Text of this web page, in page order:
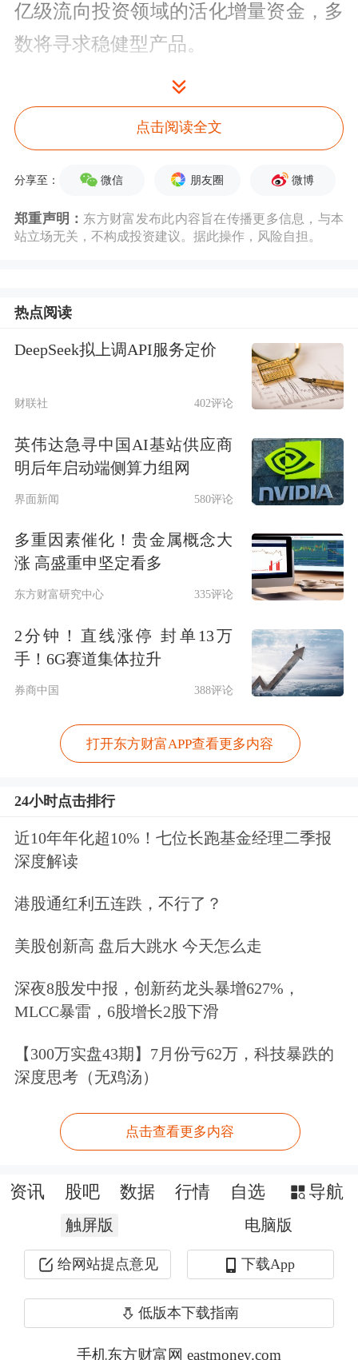
亿级流向投资领域的活化增量资金，多
数将寻求稳健型产品。
入市ETF仓位迅速提升
开年入市的公募资金，最直接的是股票
ETF。根据wind统计，截至1月9日，
时间。其中，有7只ETF拟于开年第二
具体来看，7只ETF品类丰富，建信基
金上市的是创业板综合增强策略ETF，
华夏基金和鹏华基金是中证全指食品
ETF。易方达一共有两只ETF上市，分
别是中证 工程机械 主题ETF、中证港股
通高股息投资ETF。此外还有华宝基金
旗下的中证港股通医疗主题ETF，平安
ETF上市交易，涵盖人工智能
16只ETF上市，合计带来的资金规模近
50亿元。其中，鹏华中证科创创业人工
智能ETF的规模接近7亿元，平安恒生
中国央企红利ETF的规模在5亿元以
上。此外，截至1月9日还有6只已成
立、上市日期待定的ETF，涵盖通用航
空、新能源、工业软件、芯片设计等热
门主题赛道。至此，上述22只ETF带来
的增量资金达到63.45亿元。
点击阅读全文
分享至： 微信 朋友圈 微博
郑重声明： 东方财富发布此内容旨在传播更多信息，与本
站立场无关，不构成投资建议。据此操作，风险自担。
热点阅读
DeepSeek拟上调API服务定价
财联社 402评论
英伟达急寻中国AI基站供应商
明后年启动端侧算力组网
界面新闻 580评论
多重因素催化！贵金属概念大
涨 高盛重申坚定看多
东方财富研究中心 335评论
2分钟！直线涨停 封单13万
手！6G赛道集体拉升
券商中国 388评论
打开东方财富APP查看更多内容
24小时点击排行
近10年年化超10%！七位长跑基金经理二季报
深度解读
港股通红利五连跌，不行了？
美股创新高 盘后大跳水 今天怎么走
深夜8股发中报，创新药龙头暴增627%，
MLCC暴雷，6股增长2股下滑
【300万实盘43期】7月份亏62万，科技暴跌的
深度思考（无鸡汤）
点击查看更多内容
资讯 股吧 数据 行情 自选 导航
触屏版 电脑版
给网站提点意见 下载App
低版本下载指南
手机东方财富网 eastmoney.com